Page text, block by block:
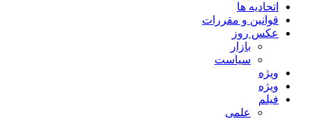
اتحادیه ها
قوانین و مقررات
عکس روز
بازار
سیاست
ویژه
ویژه
فیلم
علمی